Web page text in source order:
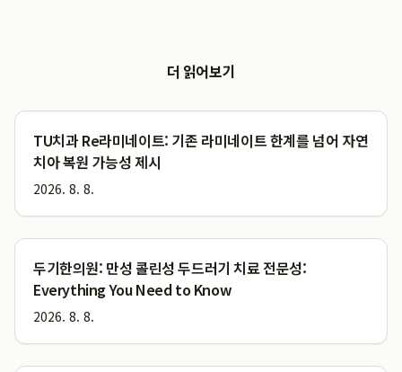
더 읽어보기
TU치과 Re라미네이트: 기존 라미네이트 한계를 넘어 자연
치아 복원 가능성 제시
2026. 8. 8.
두기한의원: 만성 콜린성 두드러기 치료 전문성:
Everything You Need to Know
2026. 8. 8.